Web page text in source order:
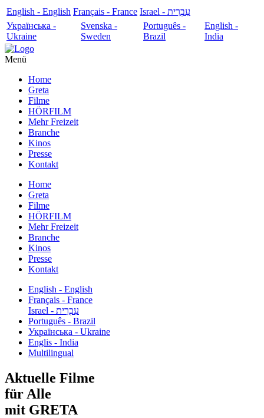
English - English Français - France
עִבְרִית - Israel
Українська -
Ukraine
Svenska -
Sweden
Português -
Brazil
English -
India
Menü
Home
Greta
Filme
HÖRFILM
Mehr Freizeit
Branche
Kinos
Presse
Kontakt
Home
Greta
Filme
HÖRFILM
Mehr Freizeit
Branche
Kinos
Presse
Kontakt
English - English
Français - France
עִבְרִית - Israel
Português - Brazil
Українська - Ukraine
Englis - India
Multilingual
Aktuelle Filme
für Alle
mit GRETA